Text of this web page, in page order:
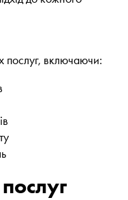
послуг, включаючи: